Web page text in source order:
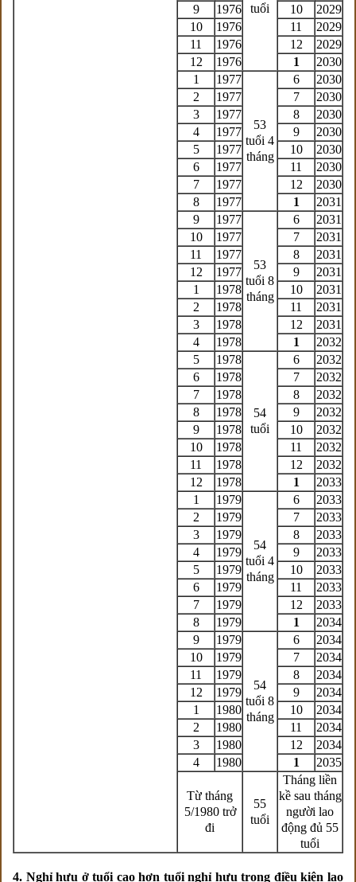
tuổi
9
1976 10
2029
10
1976 11
2029
11
1976 12
2029
12
1976 1
2030
1
1977
53
tuổi 4
tháng
6
2030
2
1977 7
2030
3
1977 8
2030
4
1977 9
2030
5
1977 10
2030
6
1977 11
2030
7
1977 12
2030
8
1977 1
2031
9
1977
53
tuổi 8
tháng
6
2031
10
1977 7
2031
11
1977 8
2031
12
1977 9
2031
1
1978 10
2031
2
1978 11
2031
3
1978 12
2031
4
1978 1
2032
5
1978
54
tuổi
6
2032
6
1978 7
2032
7
1978 8
2032
8
1978 9
2032
9
1978 10
2032
10
1978 11
2032
11
1978 12
2032
12
1978 1
2033
1
1979
54
tuổi 4
tháng
6
2033
2
1979 7
2033
3
1979 8
2033
4
1979 9
2033
5
1979 10
2033
6
1979 11
2033
7
1979 12
2033
8
1979 1
2034
9
1979
54
tuổi 8
tháng
6
2034
10
1979 7
2034
11
1979 8
2034
12
1979 9
2034
1
1980 10
2034
2
1980 11
2034
3
1980 12
2034
4
1980 1 2035
Từ tháng
5/1980 trở
đi
55
tuổi
Tháng liền
kề sau tháng
người lao
động đủ 55
tuổi
4. Nghỉ hưu ở tuổi cao hơn tuổi nghỉ hưu trong điều kiện lao